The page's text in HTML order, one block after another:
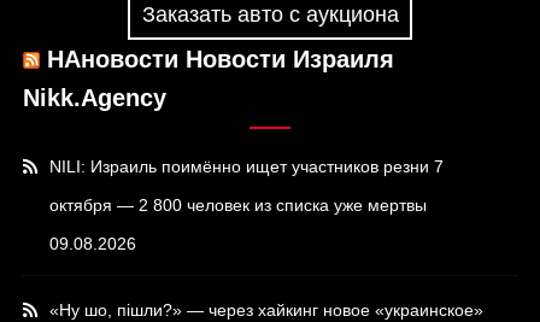
Заказать авто с аукциона
НАновости Новости Израиля
Nikk.Agency
NILI: Израиль поимённо ищет участников резни 7
октября — 2 800 человек из списка уже мертвы
09.08.2026
«Ну шо, пішли?» — через хайкинг новое «украинское»